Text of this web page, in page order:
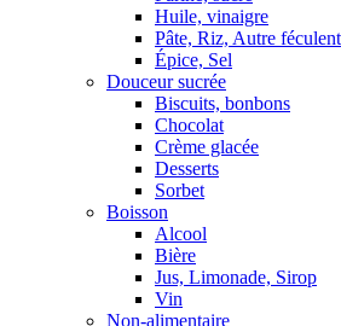
Huile, vinaigre
Pâte, Riz, Autre féculent
Épice, Sel
Douceur sucrée
Biscuits, bonbons
Chocolat
Crème glacée
Desserts
Sorbet
Boisson
Alcool
Bière
Jus, Limonade, Sirop
Vin
Non-alimentaire